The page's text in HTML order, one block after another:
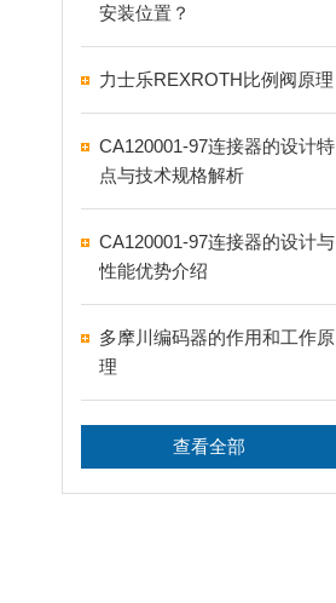
安装位置？
力士乐REXROTH比例阀原理
CA120001-97连接器的设计特
点与技术规格解析
CA120001-97连接器的设计与
性能优势介绍
多摩川编码器的作用和工作原
理
查看全部